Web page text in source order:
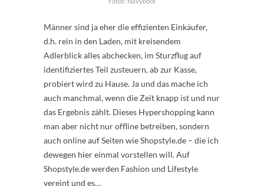
Männer sind ja eher die effizienten Einkäufer,
d.h. rein in den Laden, mit kreisendem
Adlerblick alles abchecken, im Sturzflug auf
identifiziertes Teil zusteuern, ab zur Kasse,
probiert wird zu Hause. Ja und das mache ich
auch manchmal, wenn die Zeit knapp ist und nur
das Ergebnis zählt. Dieses Hypershopping kann
man aber nicht nur offline betreiben, sondern
auch online auf Seiten wie Shopstyle.de – die ich
dewegen hier einmal vorstellen will. Auf
Shopstyle.de werden Fashion und Lifestyle
vereint und es…